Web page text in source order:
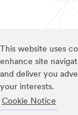
This website uses
enhance site
and deliver you
your interests.
Cookie Notice